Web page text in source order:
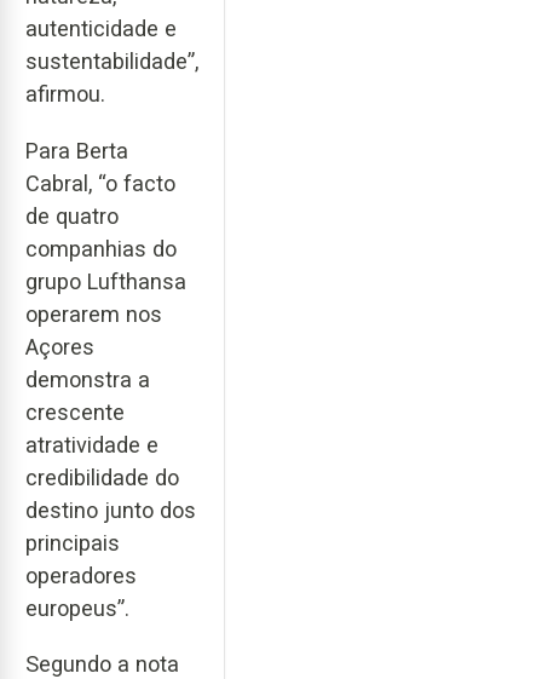
autenticidade e
sustentabilidade”,
afirmou.
Para Berta
Cabral, “o facto
de quatro
companhias do
grupo Lufthansa
operarem nos
Açores
demonstra a
crescente
atratividade e
credibilidade do
destino junto dos
principais
operadores
europeus”.
Segundo a nota